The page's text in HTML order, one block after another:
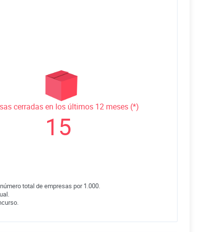
cerradas en los últimos 12 meses (*)
15
total de empresas por 1.000.